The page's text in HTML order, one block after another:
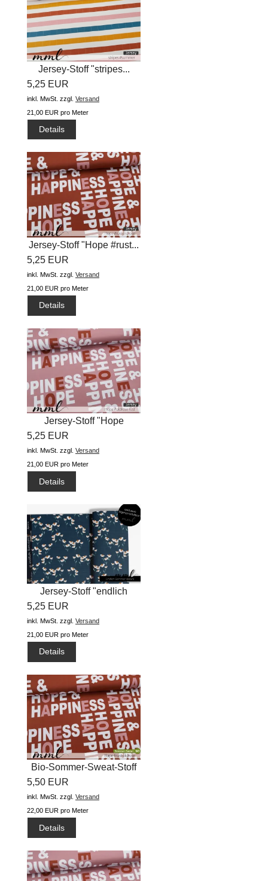
Jersey-Stoff "stripes...
5,25 EUR
inkl. MwSt. zzgl. Versand
21,00 EUR pro Meter
Details
Jersey-Stoff "Hope #rust...
5,25 EUR
inkl. MwSt. zzgl. Versand
21,00 EUR pro Meter
Details
Jersey-Stoff "Hope
#oldrose...
5,25 EUR
inkl. MwSt. zzgl. Versand
21,00 EUR pro Meter
Details
Jersey-Stoff "endlich
Sommer...
5,25 EUR
inkl. MwSt. zzgl. Versand
21,00 EUR pro Meter
Details
Bio-Sommer-Sweat-Stoff
"Hope...
5,50 EUR
inkl. MwSt. zzgl. Versand
22,00 EUR pro Meter
Details